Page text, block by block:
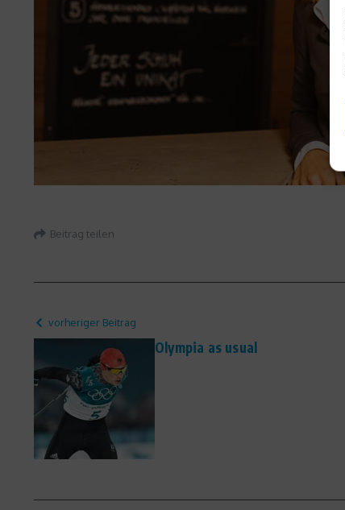
Beitrag teilen
vorheriger Beitrag
Olympia as usual